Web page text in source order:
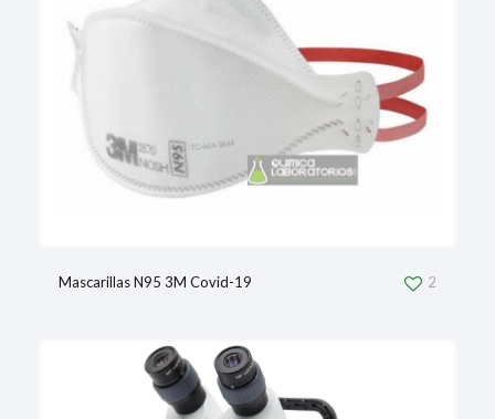
Mascarillas N95 3M Covid-19 2